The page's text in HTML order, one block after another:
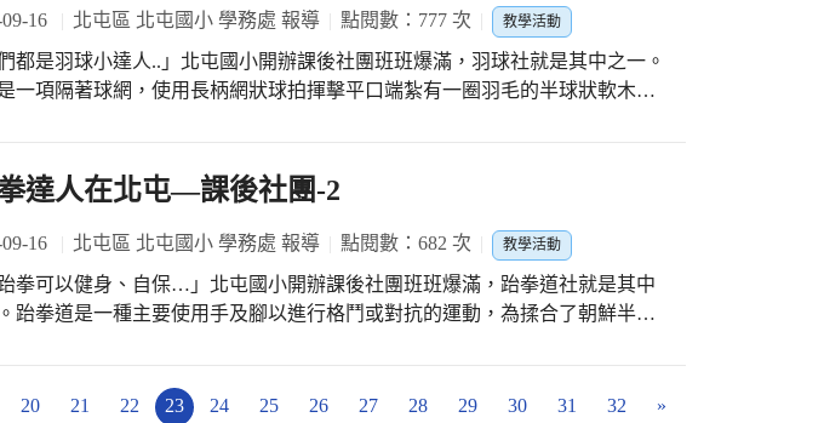
課綱的生活素養，讓學生透過勞動教育知識王，不僅保障自己勞動的權益，還
從生活經驗中，觀察自己家裡的親朋好友，有沒有在工作的環境中，遭受到違
對待，好玩有趣，又可以讓自己獲得保障權益的生活常識。 「法律不會保護
什麼？法律不會保護人？是的！法律不會保護人，法律只會保護「懂得法律
一題一題的把題庫輸入到kahoot系統中，也感謝三年級導師鼓勵班上同學參
動成功！
16 北屯區 北屯國小 學務處 報導 點閱數：777 次 教學活動
們都是羽球小達人..」北屯國小開辦課後社團班班爆滿，羽球社就是其中之一。
一項隔著球網，使用長柄網狀球拍揮擊平口端紮有一圈羽毛的半球狀軟木的
達人在北屯—課後社團-2
16 北屯區 北屯國小 學務處 報導 點閱數：682 次 教學活動
跆拳可以健身、自保…」北屯國小開辦課後社團班班爆滿，跆拳道社就是其中
跆拳道是一種主要使用手及腳以進行格鬥或對抗的運動，為揉合了朝鮮半島
20 21 22 23 24 25 26 27 28 29 30 31 32 »